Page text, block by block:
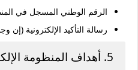
الرقم الوطني المسجل في
رسالة التأكيد الإلكترونية (إن
5. أهداف المنظومة الإلكترونية